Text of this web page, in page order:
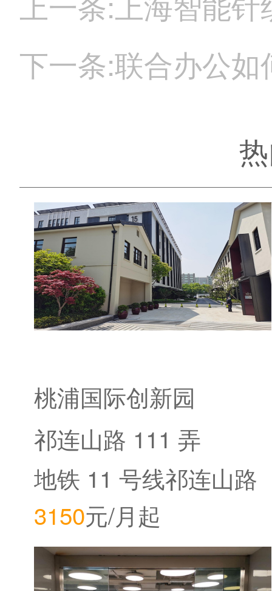
下一条:联合办公如
桃浦国际创新园
祁连山路 111 弄
地铁 11 号线祁连山路
站
3150元/月起